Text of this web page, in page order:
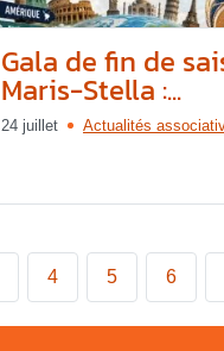
Gala de fin de
Maris-Stella :...
24 juillet Actualités
4 5 6